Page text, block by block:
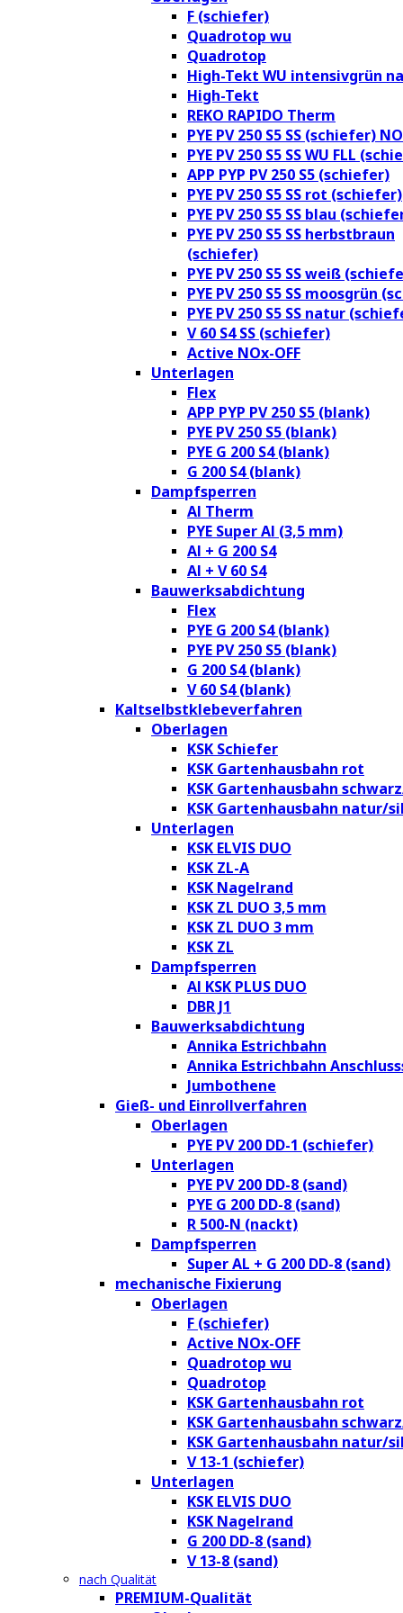
F (schiefer)
Quadrotop wu
Quadrotop
High-Tekt WU intensivgrün
High-Tekt
REKO RAPIDO Therm
PYE PV 250 S5 SS (schiefer)
PYE PV 250 S5 SS WU FLL
APP PYP PV 250 S5 (schiefer)
PYE PV 250 S5 SS rot (schiefer)
PYE PV 250 S5 SS blau
PYE PV 250 S5 SS herbstbraun
(schiefer)
PYE PV 250 S5 SS weiß
PYE PV 250 S5 SS moosgrün
PYE PV 250 S5 SS natur
V 60 S4 SS (schiefer)
Active NOx-OFF
Unterlagen
Flex
APP PYP PV 250 S5 (blank)
PYE PV 250 S5 (blank)
PYE G 200 S4 (blank)
G 200 S4 (blank)
Dampfsperren
Al Therm
PYE Super Al (3,5 mm)
Al + G 200 S4
Al + V 60 S4
Bauwerksabdichtung
Flex
PYE G 200 S4 (blank)
PYE PV 250 S5 (blank)
G 200 S4 (blank)
V 60 S4 (blank)
Kaltselbstklebeverfahren
Oberlagen
KSK Schiefer
KSK Gartenhausbahn rot
KSK Gartenhausbahn
KSK Gartenhausbahn natur/
Unterlagen
KSK ELVIS DUO
KSK ZL-A
KSK Nagelrand
KSK ZL DUO 3,5 mm
KSK ZL DUO 3 mm
KSK ZL
Dampfsperren
Al KSK PLUS DUO
DBR J1
Bauwerksabdichtung
Annika Estrichbahn
Annika Estrichbahn
Jumbothene
Gieß- und Einrollverfahren
Oberlagen
PYE PV 200 DD-1 (schiefer)
Unterlagen
PYE PV 200 DD-8 (sand)
PYE G 200 DD-8 (sand)
R 500-N (nackt)
Dampfsperren
Super AL + G 200 DD-8 (sand)
mechanische Fixierung
Oberlagen
F (schiefer)
Active NOx-OFF
Quadrotop wu
Quadrotop
KSK Gartenhausbahn rot
KSK Gartenhausbahn
KSK Gartenhausbahn natur/
V 13-1 (schiefer)
Unterlagen
KSK ELVIS DUO
KSK Nagelrand
G 200 DD-8 (sand)
V 13-8 (sand)
nach Qualität
PREMIUM-Qualität